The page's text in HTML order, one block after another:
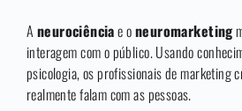
A neurociênciae oneuromarketing
interagem com o público. Usando
psicologia, os profissionais de marketing
realmente falam com as pessoas.